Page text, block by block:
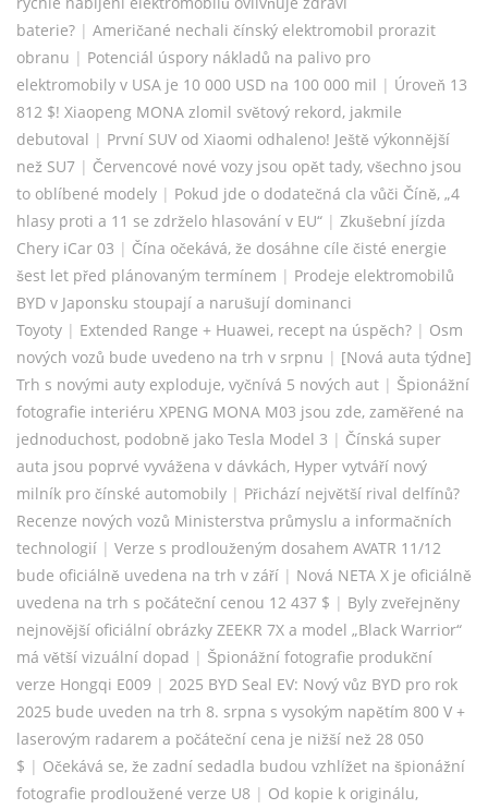
baterie? | Američané nechali čínský elektromobil prorazit
obranu | Potenciál úspory nákladů na palivo pro
elektromobily v USA je 10 000 USD na 100 000 mil | Úroveň 13
812 $! Xiaopeng MONA zlomil světový rekord, jakmile
debutoval | První SUV od Xiaomi odhaleno! Ještě výkonnější
než SU7 | Červencové nové vozy jsou opět tady, všechno jsou
to oblíbené modely | Pokud jde o dodatečná cla vůči Číně, „4
hlasy proti a 11 se zdrželo hlasování v EU“ | Zkušební jízda
Chery iCar 03 | Čína očekává, že dosáhne cíle čisté energie
šest let před plánovaným termínem | Prodeje elektromobilů
BYD v Japonsku stoupají a narušují dominanci
Toyoty | Extended Range + Huawei, recept na úspěch? | Osm
nových vozů bude uvedeno na trh v srpnu | [Nová auta týdne]
Trh s novými auty exploduje, vyčnívá 5 nových aut | Špionážní
fotografie interiéru XPENG MONA M03 jsou zde, zaměřené na
jednoduchost, podobně jako Tesla Model 3 | Čínská super
auta jsou poprvé vyvážena v dávkách, Hyper vytváří nový
milník pro čínské automobily | Přichází největší rival delfínů?
Recenze nových vozů Ministerstva průmyslu a informačních
technologií | Verze s prodlouženým dosahem AVATR 11/12
bude oficiálně uvedena na trh v září | Nová NETA X je oficiálně
uvedena na trh s počáteční cenou 12 437 $ | Byly zveřejněny
nejnovější oficiální obrázky ZEEKR 7X a model „Black Warrior“
má větší vizuální dopad | Špionážní fotografie produkční
verze Hongqi E009 | 2025 BYD Seal EV: Nový vůz BYD pro rok
2025 bude uveden na trh 8. srpna s vysokým napětím 800 V +
laserovým radarem a počáteční cena je nižší než 28 050
$ | Očekává se, že zadní sedadla budou vzhlížet na špionážní
fotografie prodloužené verze U8 | Od kopie k originálu,